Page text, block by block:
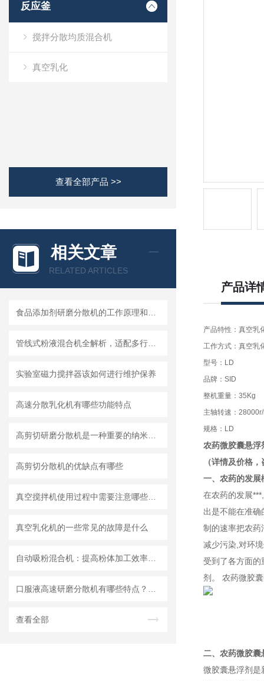
反应釜
搅拌分散均质混合机
真空乳化
查看全部产品 >>
相关文章
RELATED ARTICLES
实验室磁力搅拌器该如何进行维护保养
高速分散乳化机有哪些功能特点
高剪切分散机的优缺点有哪些
真空乳化机的一些常见的故障是什么
查看全部
产品详
产品特性：真空乳
工作方式：真空乳
型号：LD
品牌：SID
整机重量：35Kg
主轴转速：
规格：LD
农药微胶囊悬浮
（详情及价格
一、农药的发展
在农药的发展
出是不能在准
制的速率把农药
减少污染,对环
受到了各方面的
剂。 农药微胶
二、农药微胶囊
微胶囊悬浮剂是